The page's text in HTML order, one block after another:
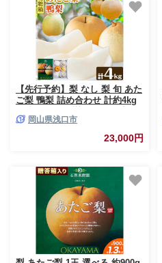
【先行予約】梨 なし 梨 旬 あた
ご梨 鴨梨 詰め合わせ 計約4kg
旬-12月下旬頃より発送予定》岡
山県 浅口市 果物 フルーツ 梨
岡山県浅口市
23,000円